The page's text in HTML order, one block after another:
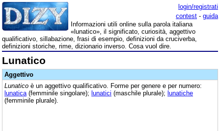
login/registrati
contest - guida
Informazioni utili online sulla parola italiana
«lunatico», il significato, curiosità, aggettivo
qualificativo, sillabazione, frasi di esempio, definizioni da cruciverba,
definizioni storiche, rime, dizionario inverso. Cosa vuol dire.
Lunatico
Aggettivo
Lunatico è un aggettivo qualificativo. Forme per genere e per numero:
lunatica (femminile singolare); lunatici (maschile plurale); lunatiche
(femminile plurale).